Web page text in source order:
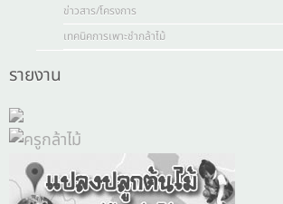
ข่าวสาร/โครงการ
เทคนิคการเพาะชำกล้าไม้
รายงาน